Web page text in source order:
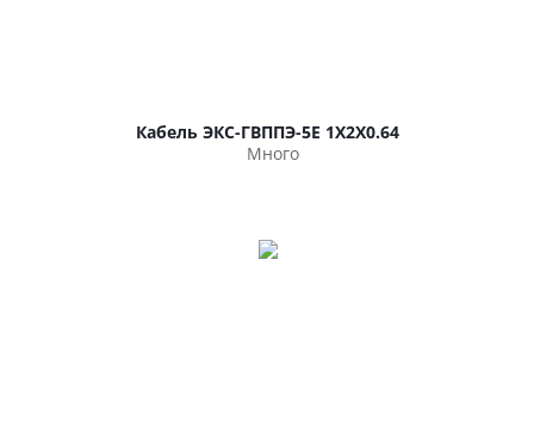
Кабель ЭКС-ГВППЭ-5Е 1Х2Х0.64
Много